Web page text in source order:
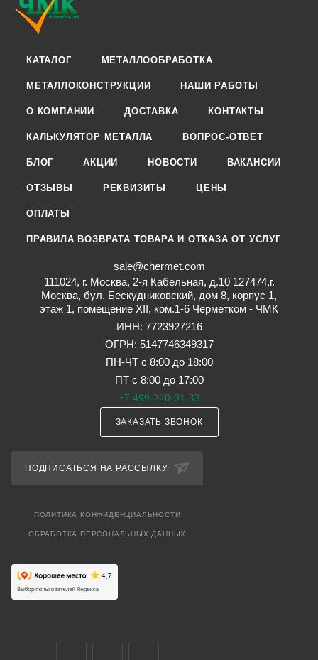
КАТАЛОГ МЕТАЛЛООБРАБОТКА
МЕТАЛЛОКОНСТРУКЦИИ НАШИ РАБОТЫ
О КОМПАНИИ ДОСТАВКА КОНТАКТЫ
КАЛЬКУЛЯТОР МЕТАЛЛА ВОПРОС-ОТВЕТ
БЛОГ АКЦИИ НОВОСТИ ВАКАНСИИ
ОТЗЫВЫ РЕКВИЗИТЫ ЦЕНЫ
ОПЛАТЫ
ПРАВИЛА ВОЗВРАТА ТОВАРА И ОТКАЗА ОТ УСЛУГ
sale@chermet.com
111024, г. Москва, 2-я Кабельная, д.10 127474,г.
Москва, бул. Бескудниковский, дом 8, корпус 1,
этаж 1, помещение XII, ком.1-6 Черметком - ЧМК
ИНН: 7723927216
ОГРН: 5147746349317
ПН-ЧТ с 8:00 до 18:00
ПТ с 8:00 до 17:00
+7 499-220-01-33
ЗАКАЗАТЬ ЗВОНОК
ПОДПИСАТЬСЯ НА РАССЫЛКУ
ПОЛИТИКА КОНФИДЕНЦИАЛЬНОСТИ
ОБРАБОТКА ПЕРСОНАЛЬНЫХ ДАННЫХ